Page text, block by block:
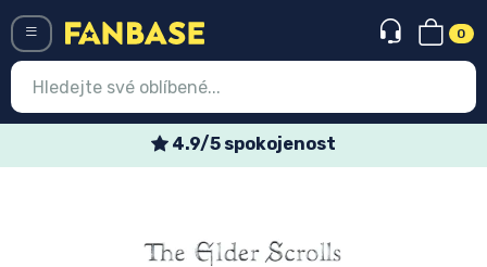
0
4.9/5 spokojenost
Nejnovější věci